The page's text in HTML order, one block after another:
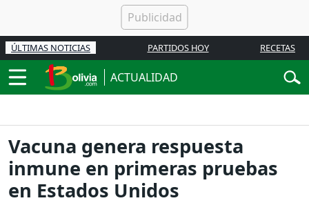
ÚLTIMAS NOTICIAS PARTIDOS HOY RECETAS
ACTUALIDAD
Vacuna genera respuesta
inmune en primeras pruebas
en Estados Unidos